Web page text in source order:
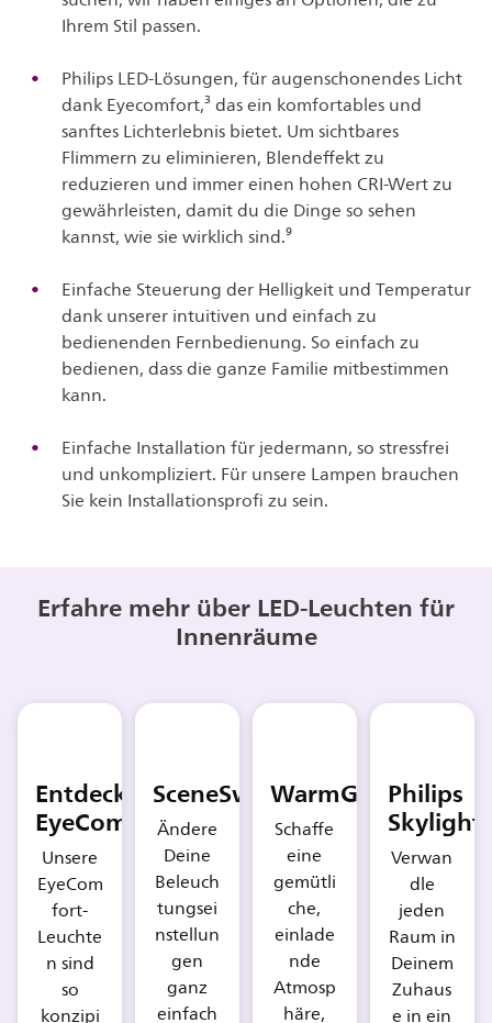
Ihrem Stil passen.
Philips LED-Lösungen, für augenschonendes Licht
dank Eyecomfort,³ das ein komfortables und
sanftes Lichterlebnis bietet. Um sichtbares
Flimmern zu eliminieren, Blendeffekt zu
reduzieren und immer einen hohen CRI-Wert zu
gewährleisten, damit du die Dinge so sehen
kannst, wie sie wirklich sind.⁹
Einfache Steuerung der Helligkeit und Temperatur
dank unserer intuitiven und einfach zu
bedienenden Fernbedienung. So einfach zu
bedienen, dass die ganze Familie mitbestimmen
kann.
Einfache Installation für jedermann, so stressfrei
und unkompliziert. Für unsere Lampen brauchen
Sie kein Installationsprofi zu sein.
Erfahre mehr über LED-Leuchten für
Innenräume
Entdecke
EyeComfort
Unsere
EyeCom
fort-
Leuchte
n sind
so
konzipi
SceneSwitch
Ändere
Deine
Beleuch
tungsei
nstellun
gen
ganz
einfach
WarmGlow
Schaffe
eine
gemütli
che,
einlade
nde
Atmosp
häre,
Philips
Skylight
Verwan
dle
jeden
Raum in
Deinem
Zuhaus
e in ein